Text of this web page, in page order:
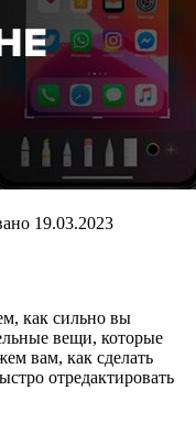
19.03.2023
как сильно вы
вещи, которые
вам, как сделать
отредактировать